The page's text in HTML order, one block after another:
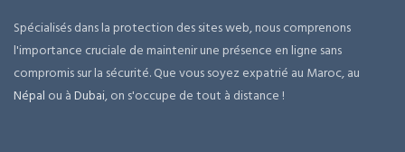
Spécialisés dans la protection des sites web, nous comprenons
l'importance cruciale de maintenir une présence en ligne sans
compromis sur la sécurité. Que vous soyez expatrié au Maroc, au
Népal ou àDubai, on s'occupe de tout à distance !